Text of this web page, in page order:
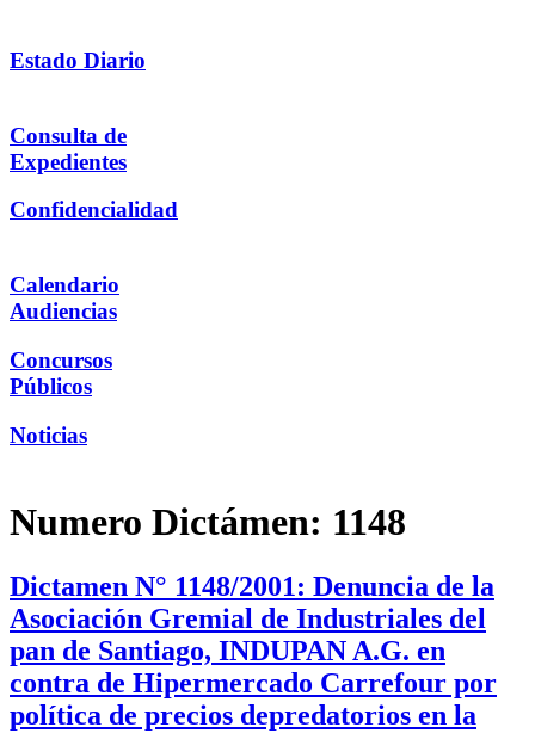
Estado Diario
Consulta de
Expedientes
Confidencialidad
Calendario
Audiencias
Concursos
Públicos
Noticias
Numero Dictámen: 1148
Dictamen N° 1148/2001: Denuncia de la
Asociación Gremial de Industriales del
pan de Santiago, INDUPAN A.G. en
contra de Hipermercado Carrefour por
política de precios depredatorios en la